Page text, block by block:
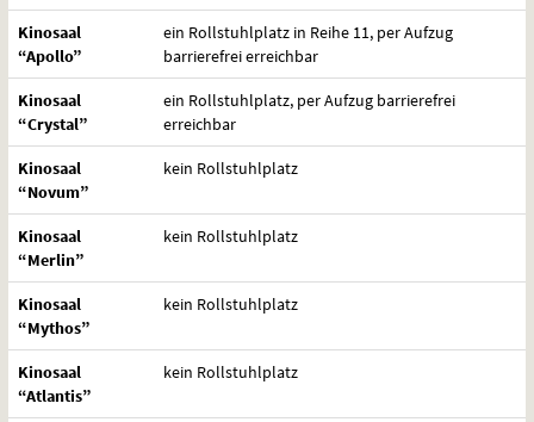
Kinosaal
“Apollo”
ein Rollstuhlplatz in Reihe 11, per Aufzug
barrierefrei erreichbar
Kinosaal
“Crystal”
ein Rollstuhlplatz, per Aufzug barrierefrei
erreichbar
Kinosaal
“Novum”
kein Rollstuhlplatz
Kinosaal
“Merlin”
kein Rollstuhlplatz
Kinosaal
“Mythos”
kein Rollstuhlplatz
Kinosaal
“Atlantis”
kein Rollstuhlplatz